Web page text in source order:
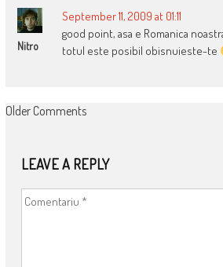
Nitro
September 11, 2009 at 01:11
good point, asa e Romanica
totul este posibil obisnuieste-te
COMMENT
Older Comments
LEAVE A REPLY